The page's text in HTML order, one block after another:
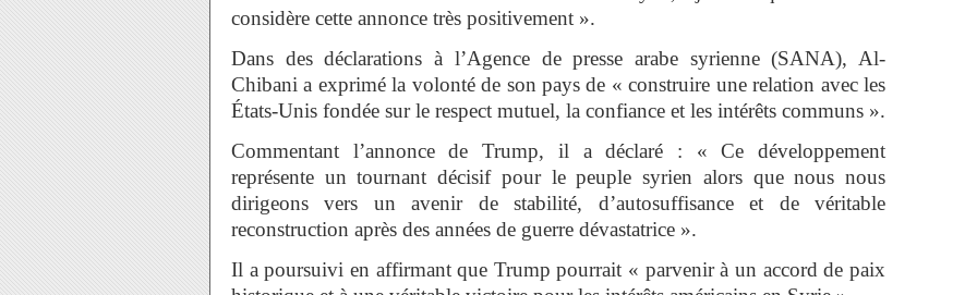
considère cette annonce très positivement ».
Dans des déclarations à l’Agence de presse arabe syrienne (SANA), Al-
Chibani a exprimé la volonté de son pays de « construire une relation avec les
États-Unis fondée sur le respect mutuel, la confiance et les intérêts communs ».
Commentant l’annonce de Trump, il a déclaré : « Ce développement
représente un tournant décisif pour le peuple syrien alors que nous nous
dirigeons vers un avenir de stabilité, d’autosuffisance et de véritable
reconstruction après des années de guerre dévastatrice ».
Il a poursuivi en affirmant que Trump pourrait « parvenir à un accord de paix